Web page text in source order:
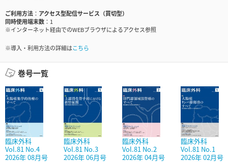
ご利用方法
アクセス型配信サービス（買切型）
同時使用端末数
1
※インターネット経由でのWEBブラウザによるアクセス参照
※導入・利用方法の詳細はこちら
巻号一覧
臨床外科
Vol.81 No.4
2026年 08月号
臨床外科
Vol.81 No.3
2026年 06月号
臨床外科
Vol.81 No.2
2026年 04月号
臨床外科
Vol.81 No.1
2026年 02月号